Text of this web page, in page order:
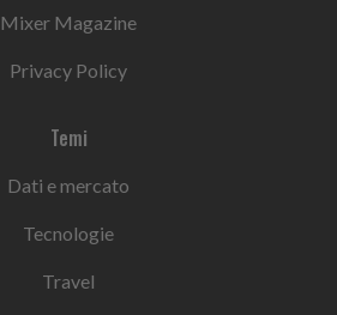
Mixer Magazine
Privacy Policy
Temi
Dati e mercato
Tecnologie
Travel